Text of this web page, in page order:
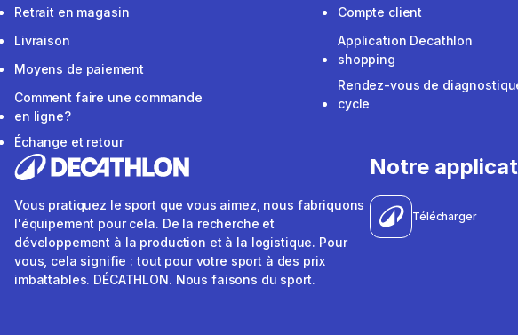
Retrait en magasin
Livraison
Moyens de paiement
Comment faire une commande
en ligne?
Échange et retour
Compte client
Application Decathlon
shopping
Rendez-vous de
cycle
Vous pratiquez le sport que vous aimez, nous fabriquons
l'équipement pour cela. De la recherche et
développement à la production et à la logistique. Pour
vous, cela signifie : tout pour votre sport à des prix
imbattables. DÉCATHLON. Nous faisons du sport.
Notre
Télécharger